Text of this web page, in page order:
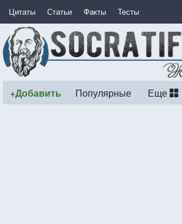
Цитаты Статьи Факты Тесты
+Добавить Популярные Еще